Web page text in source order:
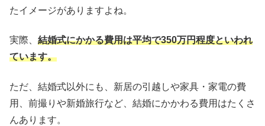
たイメージがありますよね。
実際、 結婚式にかかる費用は平均で350万円程度といわれ
ています。
ただ、結婚式以外にも、新居の引越しや家具・家電の費
用、前撮りや新婚旅行など、結婚にかかわる費用はたくさ
んあります。